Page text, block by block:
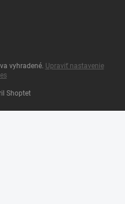
Shoptet
vyhradené. Upraviť nastavenie